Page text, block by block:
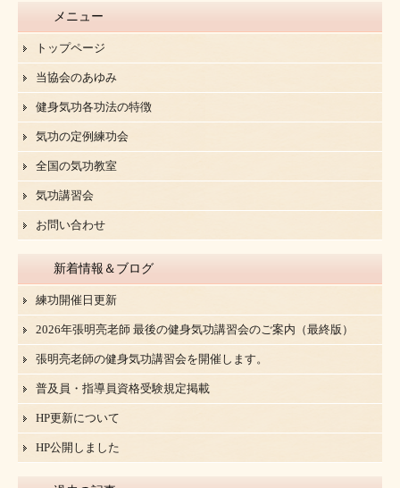
メニュー
トップページ
当協会のあゆみ
健身気功各功法の特徴
気功の定例練功会
全国の気功教室
気功講習会
お問い合わせ
新着情報＆ブログ
練功開催日更新
2026年張明亮老師 最後の健身気功講習会のご案内（最終版）
張明亮老師の健身気功講習会を開催します。
普及員・指導員資格受験規定掲載
HP更新について
HP公開しました